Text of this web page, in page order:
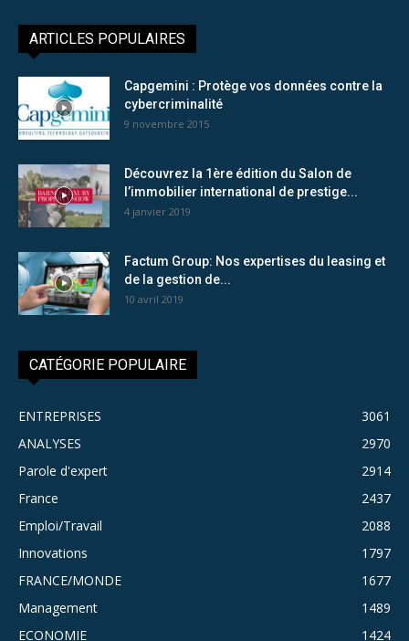
ARTICLES POPULAIRES
Capgemini : Protège vos données contre la
cybercriminalité
9 novembre 2015
Découvrez la 1ère édition du Salon de
l’immobilier international de prestige...
4 janvier 2019
Factum Group: Nos expertises du leasing et
de la gestion de...
10 avril 2019
CATÉGORIE POPULAIRE
ENTREPRISES
3061
ANALYSES
2970
Parole d'expert
2914
France
2437
Emploi/Travail
2088
Innovations
1797
FRANCE/MONDE
1677
Management
1489
ECONOMIE
1424